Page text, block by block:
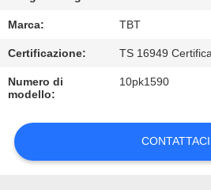
CONTATTICI
NOTIZIE
CASI
Marca: TBT
Certificazione: TS 16949
Numero di
modello:
10pk1590